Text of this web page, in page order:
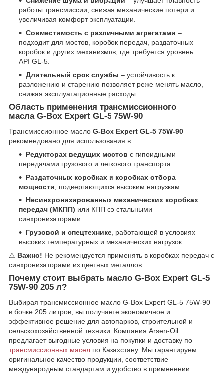
работы трансмиссии, снижая механические потери и
увеличивая комфорт эксплуатации.
Совместимость с различными агрегатами –
подходит для мостов, коробок передач, раздаточных
коробок и других механизмов, где требуется уровень
API GL-5.
Длительный срок службы – устойчивость к
разложению и старению позволяет реже менять масло,
снижая эксплуатационные расходы.
Область применения трансмиссионного
масла G-Box Expert GL-5 75W-90
Трансмиссионное масло G-Box Expert GL-5 75W-90
рекомендовано для использования в:
Редукторах ведущих мостов с гипоидными
передачами грузового и легкового транспорта.
Раздаточных коробках и коробках отбора
мощности , подвергающихся высоким нагрузкам.
Несинхронизированных механических коробках
передач (МКПП) или КПП со стальными
синхронизаторами.
Грузовой и спецтехнике , работающей в условиях
высоких температурных и механических нагрузок.
⚠ Важно! Не рекомендуется применять в коробках передач с
синхронизаторами из цветных металлов.
Почему стоит выбрать масло G-Box Expert GL-5
75W-90 205 л?
Выбирая трансмиссионное масло G-Box Expert GL-5 75W-90
в бочке 205 литров, вы получаете экономичное и
эффективное решение для автопарков, строительной и
сельскохозяйственной техники. Компания Arsen-Oil
предлагает выгодные условия на покупки и доставку по
трансмиссионных масел по Казахстану. Мы гарантируем
оригинальное качество продукции, соответствие
международным стандартам и удобство в применении.